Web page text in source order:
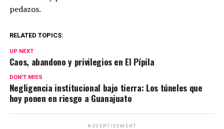
pedazos.
RELATED TOPICS:
UP NEXT
Caos, abandono y privilegios en El Pípila
DON'T MISS
Negligencia institucional bajo tierra: Los túneles que
hoy ponen en riesgo a Guanajuato
ADVERTISEMENT